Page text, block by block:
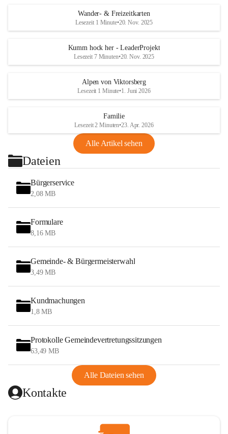
Wander- & Freizeitkarten
Lesezeit 1 Minute•20. Nov. 2025
Kumm hock her - LeaderProjekt
Lesezeit 7 Minuten•20. Nov. 2025
Alpen von Viktorsberg
Lesezeit 1 Minute•1. Juni 2026
Familie
Lesezeit 2 Minuten•23. Apr. 2026
Alle Artikel sehen
Dateien
Bürgerservice
2,08 MB
Formulare
8,16 MB
Gemeinde- & Bürgermeisterwahl
3,49 MB
Kundmachungen
1,8 MB
Protokolle Gemeindevertretungssitzungen
63,49 MB
Alle Dateien sehen
Kontakte